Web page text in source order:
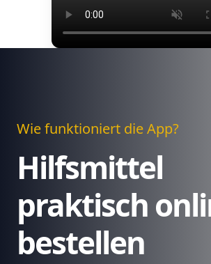
Wie funktioniert die App?
Hilfsmittel
praktisch
bestellen